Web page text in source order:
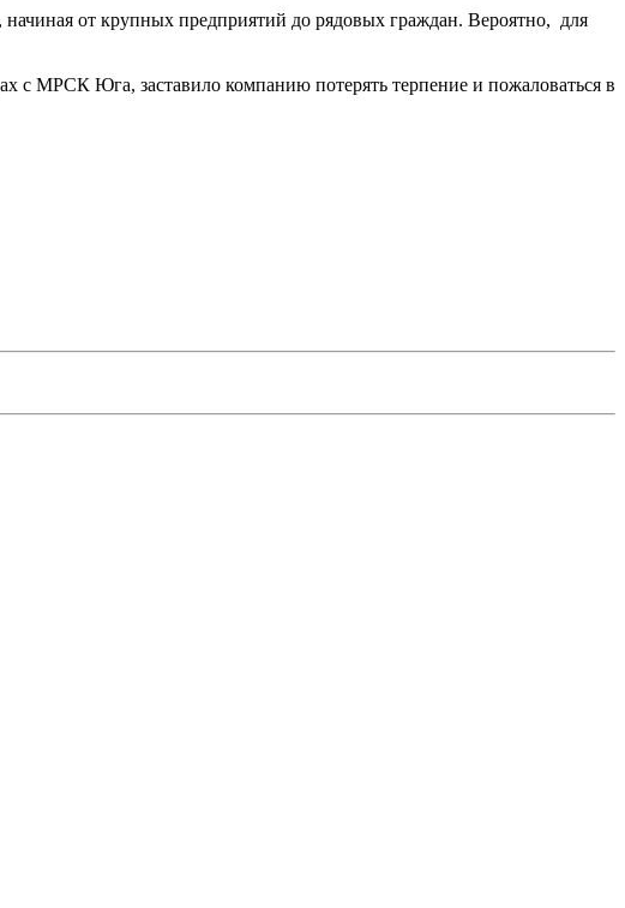
от крупных предприятий до рядовых граждан. Вероятно, для
с МРСК Юга, заставило компанию потерять терпение и пожаловаться в